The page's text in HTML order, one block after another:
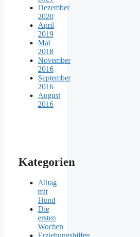
Dezember
2020
April
2019
Mai
2018
November
2016
September
2016
August
2016
Kategorien
Alltag
mit
Hund
Die
ersten
Wochen
Erziehungshilfen